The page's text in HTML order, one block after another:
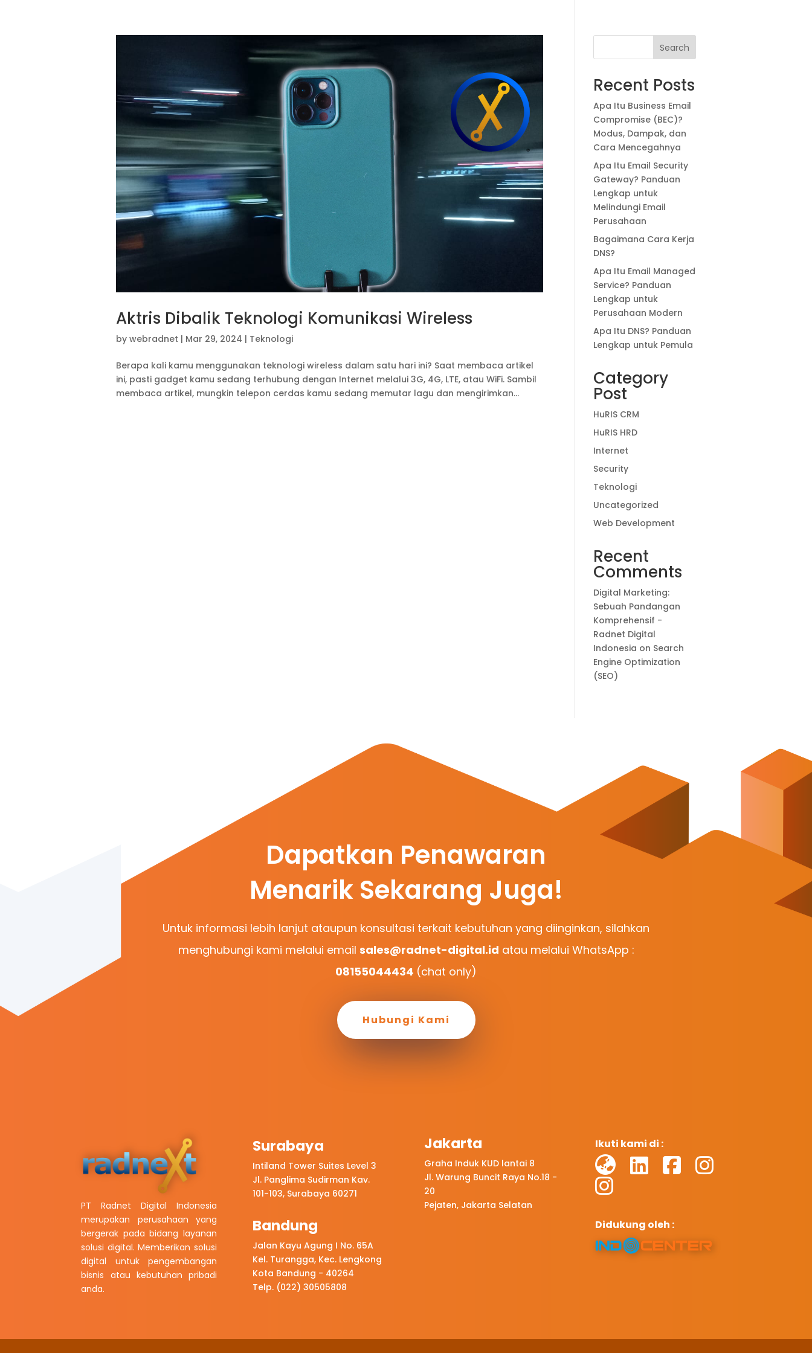
Aktris Dibalik Teknologi Komunikasi Wireless
by webradnet | Mar 29, 2024 | Teknologi
Berapa kali kamu menggunakan teknologi wireless dalam satu hari ini? Saat membaca artikel
ini, pasti gadget kamu sedang terhubung dengan Internet melalui 3G, 4G, LTE, atau WiFi. Sambil
membaca artikel, mungkin telepon cerdas kamu sedang memutar lagu dan mengirimkan...
Search
Recent Posts
Apa Itu Business Email
Compromise (BEC)?
Modus, Dampak, dan
Cara Mencegahnya
Apa Itu Email Security
Gateway? Panduan
Lengkap untuk
Melindungi Email
Perusahaan
Bagaimana Cara Kerja
DNS?
Apa Itu Email Managed
Service? Panduan
Lengkap untuk
Perusahaan Modern
Apa Itu DNS? Panduan
Lengkap untuk Pemula
Category
Post
HuRIS CRM
HuRIS HRD
Internet
Security
Teknologi
Uncategorized
Web Development
Recent
Comments
Digital Marketing:
Sebuah Pandangan
Komprehensif -
Radnet Digital
Indonesia on Search
Engine Optimization
(SEO)
Dapatkan Penawaran
Menarik Sekarang Juga!
Untuk informasi lebih lanjut ataupun konsultasi terkait kebutuhan yang diinginkan, silahkan
menghubungi kami melalui email sales@radnet-digital.id atau melalui WhatsApp :
08155044434 (chat only)
Hubungi Kami
PT Radnet Digital Indonesia
merupakan perusahaan yang
bergerak pada bidang layanan
solusi digital. Memberikan solusi
digital untuk pengembangan
bisnis atau kebutuhan pribadi
anda.
Surabaya
Intiland Tower Suites Level 3
Jl. Panglima Sudirman Kav.
101-103, Surabaya 60271
Bandung
Jalan Kayu Agung I No. 65A
Kel. Turangga, Kec. Lengkong
Kota Bandung - 40264
Telp. (022) 30505808
Jakarta
Graha Induk KUD lantai 8
Jl. Warung Buncit Raya No.18 -
20
Pejaten, Jakarta Selatan
Ikuti kami di :
Didukung oleh :